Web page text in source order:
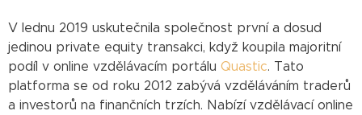
V lednu 2019 uskutečnila společnost první a dosud
jedinou private equity transakci, když koupila majoritní
podíl v online vzdělávacím portálu Quastic. Tato
platforma se od roku 2012 zabývá vzděláváním traderů
a investorů na finančních trzích. Nabízí vzdělávací online